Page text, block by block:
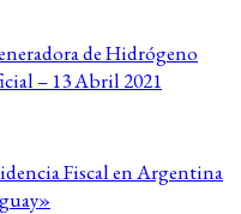
de Hidrógeno
– 13 Abril 2021
Fiscal en Argentina